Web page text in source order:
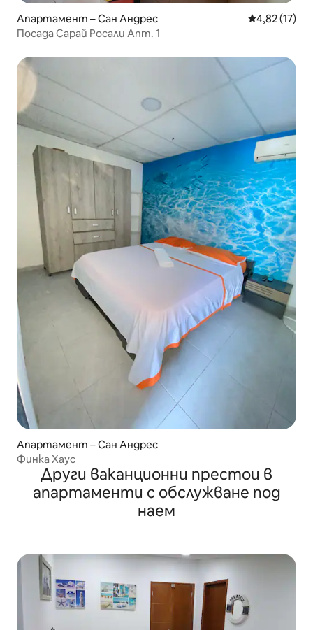
Апартамент – Сан Андрес Средна
4,82 (17)
Посада Сарай Росали Апт. 1
Апартамент – Сан Андрес
Финка Хаус
Други ваканционни престои в
апартаменти с обслужване под
наем